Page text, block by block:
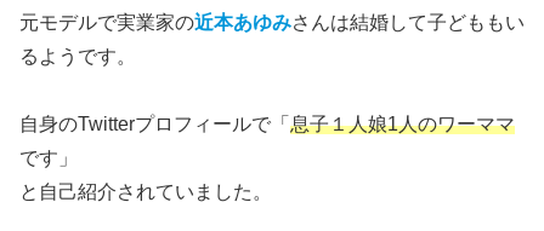
元モデルで実業家の近本あゆみさんは結婚して子どももい
るようです。
自身のTwitterプロフィールで「 息子１人娘1人のワーママ
です」
と自己紹介されていました。